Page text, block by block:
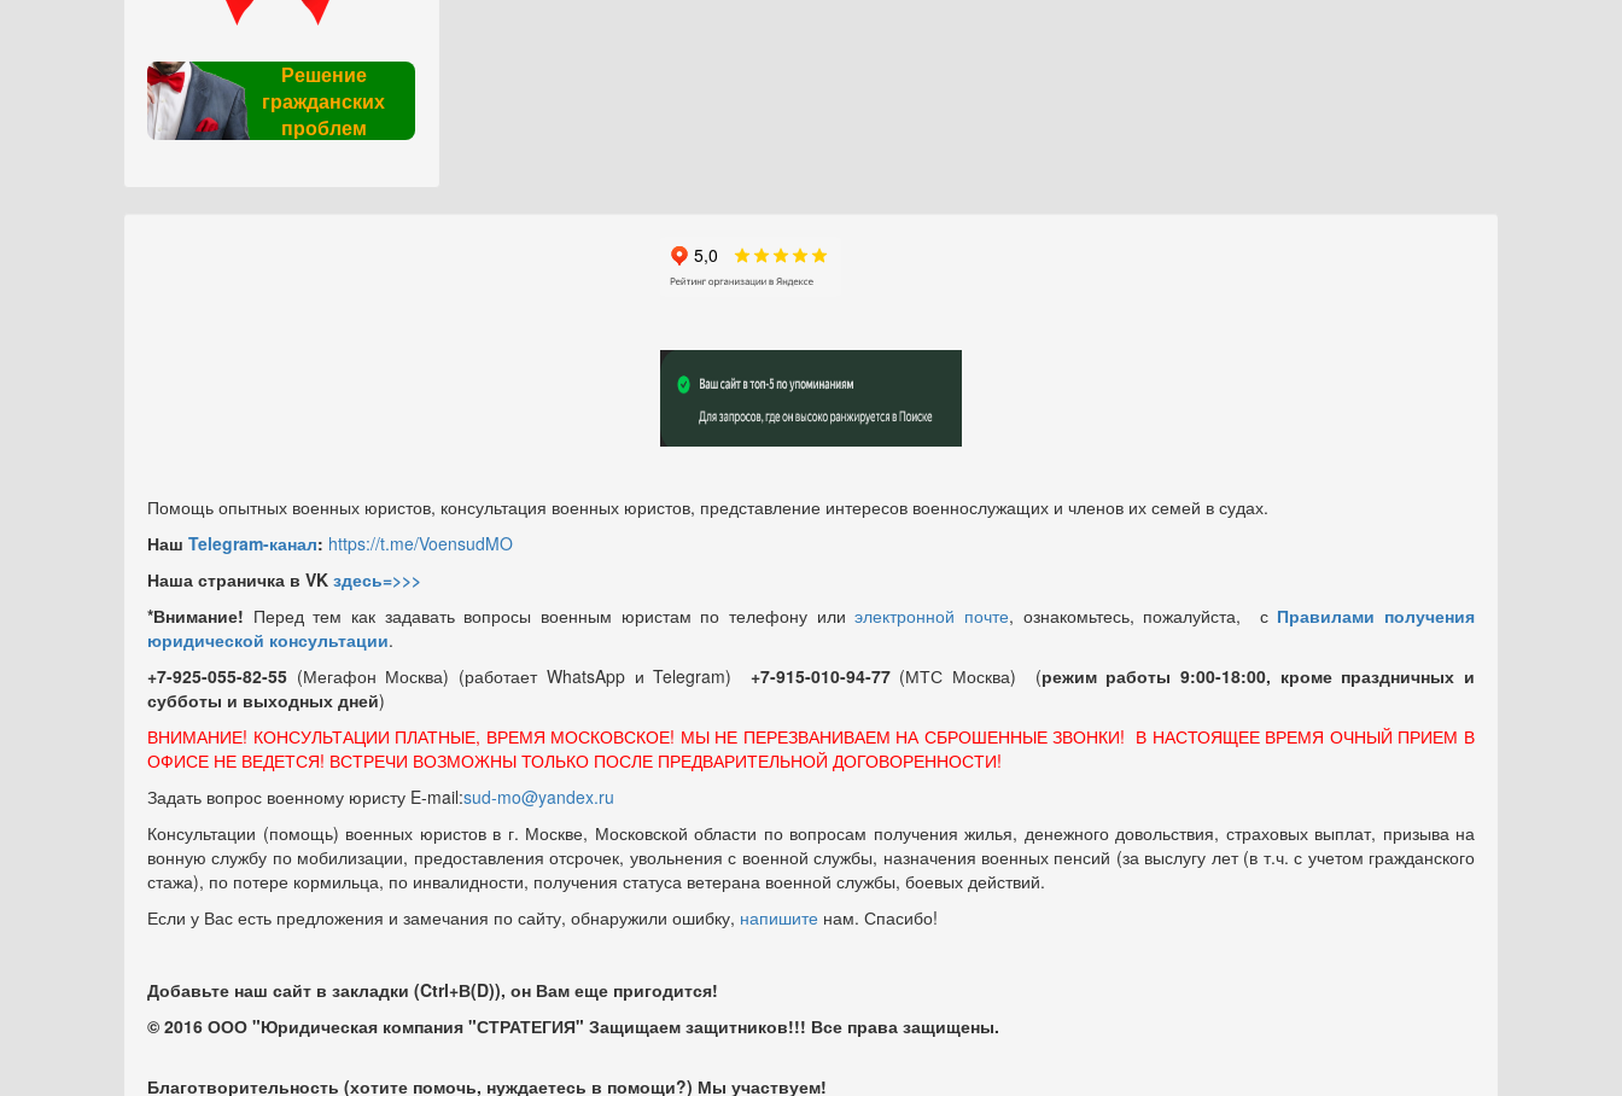
Решение
гражданских
проблем
Помощь опытных военных юристов, консультация военных юристов, представление интересов военнослужащих и членов их семей в судах.
Наш Telegram-канал: https://t.me/VoensudMO
Наша страничка в VK здесь=>>>
*Внимание! Перед тем как задавать вопросы военным юристам по телефону илиэлектронной почте, ознакомьтесь, пожалуйста, с Правилами получения
юридической консультации.
+7-925-055-82-55 (Мегафон Москва) (работает WhatsApp и Telegram) +7-915-010-94-77 (МТС Москва) (режим работы 9:00-18:00, кроме праздничных и
субботы и выходных дней)
ВНИМАНИЕ! КОНСУЛЬТАЦИИ ПЛАТНЫЕ, ВРЕМЯ МОСКОВСКОЕ! МЫ НЕ ПЕРЕЗВАНИВАЕМ НА СБРОШЕННЫЕ ЗВОНКИ! В НАСТОЯЩЕЕ ВРЕМЯ ОЧНЫЙ ПРИЕМ В
ОФИСЕ НЕ ВЕДЕТСЯ! ВСТРЕЧИ ВОЗМОЖНЫ ТОЛЬКО ПОСЛЕ ПРЕДВАРИТЕЛЬНОЙ ДОГОВОРЕННОСТИ!
Задать вопрос военному юристу E-mail:sud-mo@yandex.ru
Консультации (помощь) военных юристов в г. Москве, Московской области по вопросам получения жилья, денежного довольствия, страховых выплат, призыва на
вонную службу по мобилизации, предоставления отсрочек, увольнения с военной службы, назначения военных пенсий (за выслугу лет (в т.ч. с учетом гражданского
стажа), по потере кормильца, по инвалидности, получения статуса ветерана военной службы, боевых действий.
Если у Вас есть предложения и замечания по сайту, обнаружили ошибку, напишите нам. Спасибо!
Добавьте наш сайт в закладки (Ctrl+В(D)), он Вам еще пригодится!
© 2016 ООО "Юридическая компания "СТРАТЕГИЯ" Защищаем защитников!!! Все права защищены.
Благотворительность (хотите помочь, нуждаетесь в помощи?) Мы участвуем!